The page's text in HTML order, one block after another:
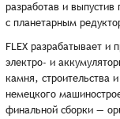
разработав и
с планетарным
FLEX разрабатывает и
электро- и
камня, строительства
немецкого
финальной сборки —